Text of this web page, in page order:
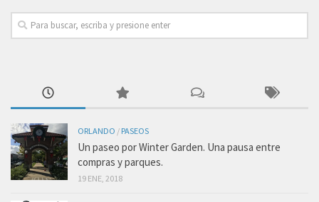
ORLANDO / PASEOS
Un paseo por Winter Garden. Una pausa entre
compras y parques.
19 ENE, 2018